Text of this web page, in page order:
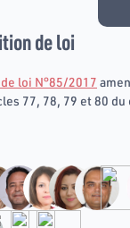
de loi
loi N°85/2017
77, 78, 79 et 80